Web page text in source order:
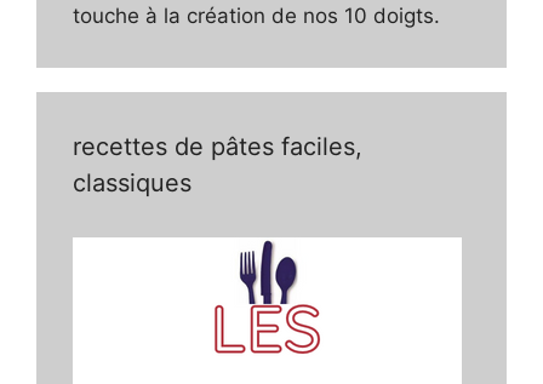
touche à la création de nos 10 doigts.
recettes de pâtes faciles,
classiques